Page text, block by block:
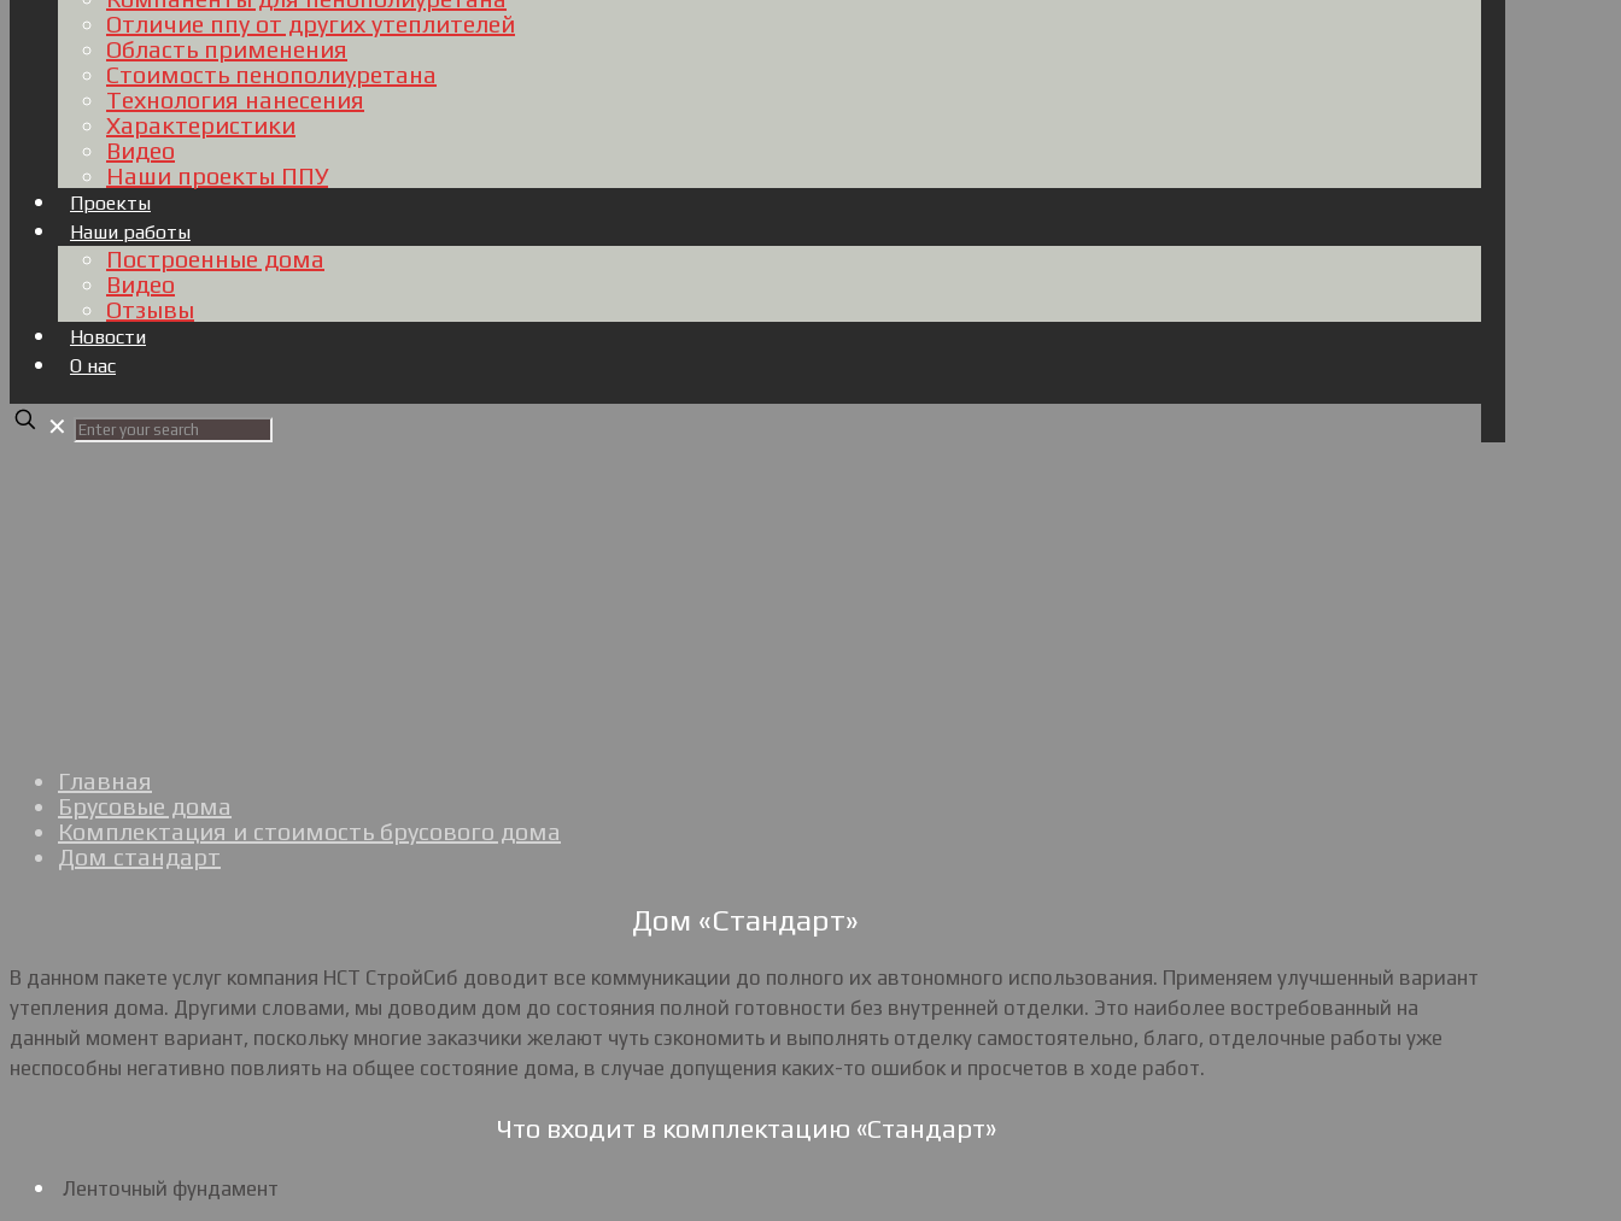
Отличие ппу от других утеплителей
Область применения
Стоимость пенополиуретана
Технология нанесения
Характеристики
Видео
Наши проекты ППУ
Проекты
Наши работы
Построенные дома
Видео
Отзывы
Новости
О нас
✕
Главная
Брусовые дома
Комплектация и стоимость брусового дома
Дом стандарт
Дом «Стандарт»
В данном пакете услуг компания НСТ СтройСиб доводит все коммуникации до полного их автономного использования. Применяем улучшенный вариант
утепления дома. Другими словами, мы доводим дом до состояния полной готовности без внутренней отделки. Это наиболее востребованный на
данный момент вариант, поскольку многие заказчики желают чуть сэкономить и выполнять отделку самостоятельно, благо, отделочные работы уже
неспособны негативно повлиять на общее состояние дома, в случае допущения каких-то ошибок и просчетов в ходе работ.
Что входит в комплектацию «Стандарт»
Ленточный фундамент